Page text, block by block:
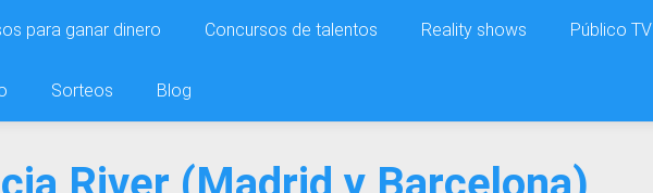
para ganar dinero Concursos de talentos Reality shows Público TV
Sorteos Blog